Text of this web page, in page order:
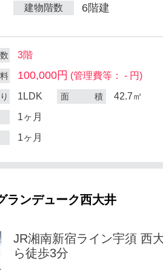
建物階数 6階建
3階
100,000円 (管理費等： - 円)
1LDK 面 積 42.7㎡
1ヶ月
1ヶ月
ランデューク西大井
JR湘南新宿ライン宇須 西
ら徒歩3分